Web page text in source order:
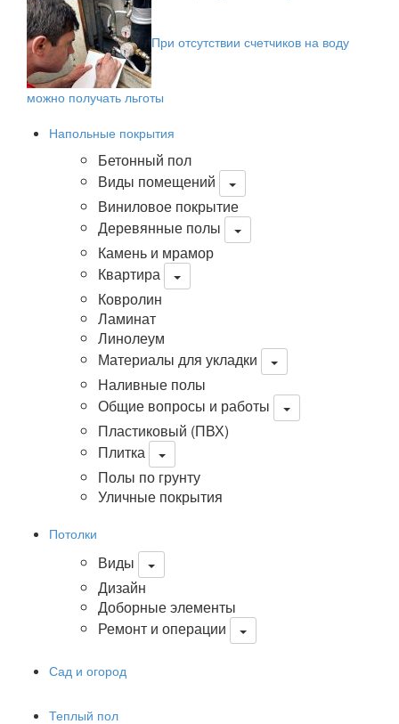
При отсутствии счетчиков на воду
можно получать льготы
Напольные покрытия
Бетонный пол
Виды помещений
Виниловое покрытие
Деревянные полы
Камень и мрамор
Квартира
Ковролин
Ламинат
Линолеум
Материалы для укладки
Наливные полы
Общие вопросы и работы
Пластиковый (ПВХ)
Плитка
Полы по грунту
Уличные покрытия
Потолки
Виды
Дизайн
Доборные элементы
Ремонт и операции
Сад и огород
Теплый пол